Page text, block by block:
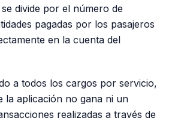
divide por el número de
pagadas por los pasajeros
en la cuenta del
a todos los cargos por servicio,
la aplicación no gana ni un
realizadas a través de